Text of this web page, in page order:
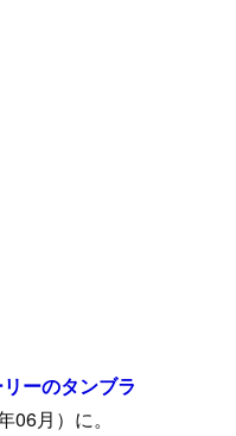
ーのタンブラ
06月）に。